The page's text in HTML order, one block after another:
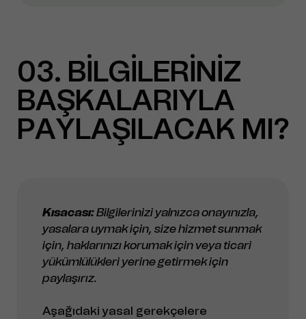
03 BİLGİLERİNİZ
BAŞKALARIYLA
PAYLAŞILACAK MI?
Kısacası:Bilgilerinizi yalnızca onayınızla,
yasalara uymak için, size hizmet sunmak
için, haklarınızı korumak için veya ticari
yükümlülükleri yerine getirmek için
paylaşırız.
Aşağıdaki yasal gerekçelere